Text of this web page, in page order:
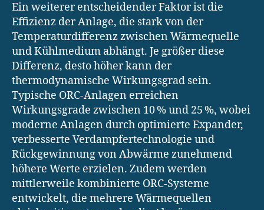
Ein weiterer entscheidender Faktor ist die
Effizienz der Anlage, die stark von der
Temperaturdifferenz zwischen Wärmequelle
und Kühlmedium abhängt. Je größer diese
Differenz, desto höher kann der
thermodynamische Wirkungsgrad sein.
Typische ORC-Anlagen erreichen
Wirkungsgrade zwischen 10 % und 25 %, wobei
moderne Anlagen durch optimierte Expander,
verbesserte Verdampfertechnologie und
Rückgewinnung von Abwärme zunehmend
höhere Werte erzielen. Zudem werden
mittlerweile kombinierte ORC-Systeme
entwickelt, die mehrere Wärmequellen